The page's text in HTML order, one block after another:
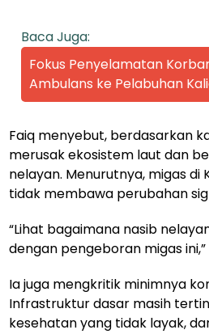
Baca Juga:
Fokus Penyelamatan
Ambulans ke Pelabuhan
Faiq menyebut, berdasarkan
merusak ekosistem laut dan
nelayan. Menurutnya, migas
tidak membawa perubahan
“Lihat bagaimana nasib
dengan pengeboran migas
Ia juga mengkritik minimnya
Infrastruktur dasar masih
kesehatan yang tidak layak,